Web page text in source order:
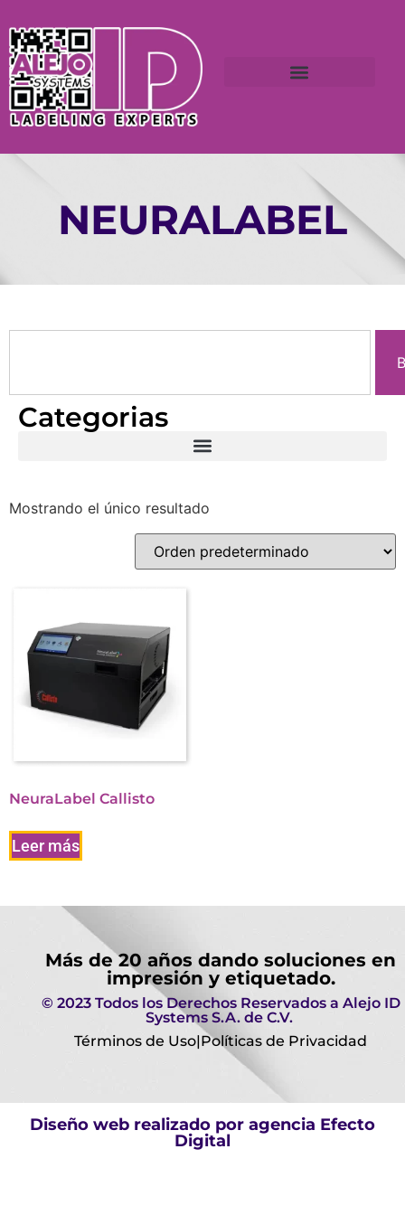
NEURALABEL
Categorias
Mostrando el único resultado
NeuraLabel Callisto
Leer más
Más de 20 años dando soluciones en
impresión y etiquetado.
© 2023 Todos los Derechos Reservados a Alejo ID
Systems S.A. de C.V.
Términos de Uso|Políticas de Privacidad
Diseño web realizado por agencia Efecto
Digital